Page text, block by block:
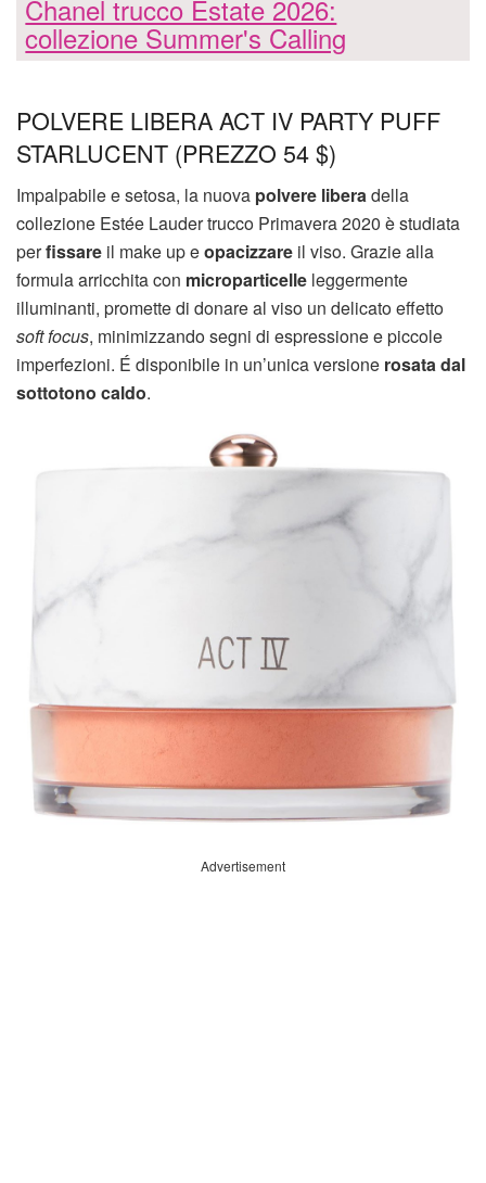
Chanel trucco Estate 2026:
collezione Summer's Calling
POLVERE LIBERA ACT IV PARTY PUFF
STARLUCENT (PREZZO 54 $)
Impalpabile e setosa, la nuova polvere liberadella
collezione Estée Lauder trucco Primavera 2020 è studiata
perfissare il make up eopacizzare il viso. Grazie alla
formula arricchita con microparticelle leggermente
illuminanti, promette di donare al viso un delicato effetto
soft focus, minimizzando segni di espressione e piccole
imperfezioni. É disponibile in un’unica versione rosata dal
sottotono caldo.
Advertisement